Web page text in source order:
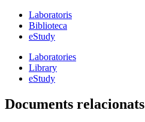
Laboratoris
Biblioteca
eStudy
Laboratories
Library
eStudy
Documents relacionats